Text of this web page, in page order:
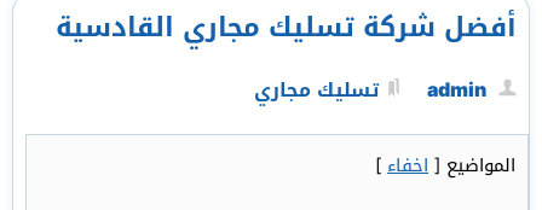
أفضل شركة تسليك مجاري القادسية
admin تسليك مجاري
المواضيع [اخفاء]